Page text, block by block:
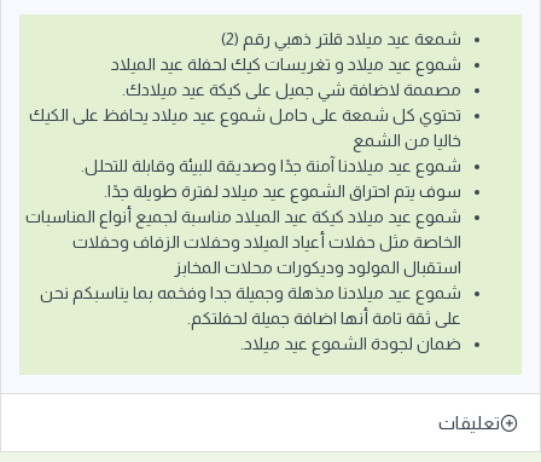
شمعة عيد ميلاد قلتر ذهبي رقم (2)
شموع عيد ميلاد و تغريسات كيك لحفلة عيد الميلاد
مصممة لاضافة شي جميل على كيكة عيد ميلادك.
تحتوي كل شمعة على حامل شموع عيد ميلاد يحافظ على الكيك
خاليا من الشمع
شموع عيد ميلادنا آمنة جدًا وصديقة للبيئة وقابلة للتحلل.
سوف يتم احتراق الشموع عيد ميلاد لفترة طويلة جدًا.
شموع عيد ميلاد كيكة عيد الميلاد مناسبة لجميع أنواع المناسبات
الخاصة مثل حفلات أعياد الميلاد وحفلات الزفاف وحفلات
استقبال المولود وديكورات محلات المخابز
شموع عيد ميلادنا مذهلة وجميلة جدا وفخمه بما يناسبكم نحن
على ثقة تامة أنها اضافة جميلة لحفلتكم.
ضمان لجودة الشموع عيد ميلاد.
تعليقات